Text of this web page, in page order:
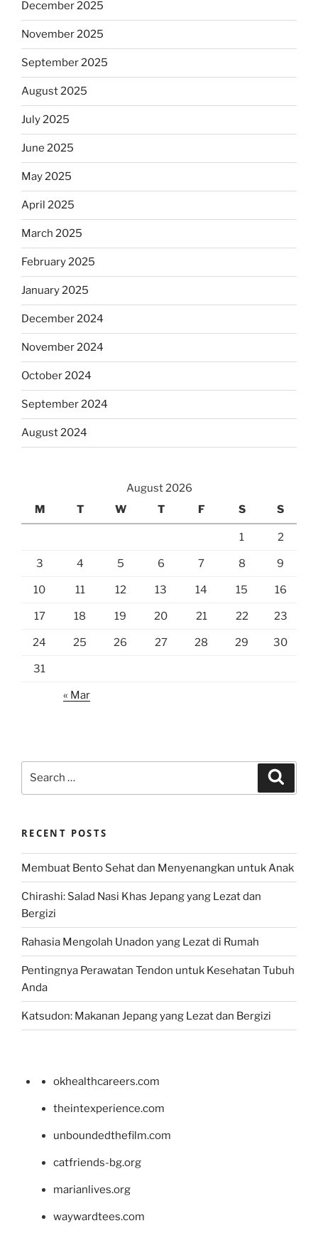
December 2025
November 2025
September 2025
August 2025
July 2025
June 2025
May 2025
April 2025
March 2025
February 2025
January 2025
December 2024
November 2024
October 2024
September 2024
August 2024
August 2026
M
T W T F S S
1 2
3 4 5 6 7 8 9
10 11 12 13 14 15 16
17 18 19 20 21 22 23
24 25 26 27 28 29 30
31
« Mar
RECENT POSTS
Membuat Bento Sehat dan Menyenangkan untuk Anak
Chirashi: Salad Nasi Khas Jepang yang Lezat dan
Bergizi
Rahasia Mengolah Unadon yang Lezat di Rumah
Pentingnya Perawatan Tendon untuk Kesehatan Tubuh
Anda
Katsudon: Makanan Jepang yang Lezat dan Bergizi
okhealthcareers.com
theintexperience.com
unboundedthefilm.com
catfriends-bg.org
marianlives.org
waywardtees.com